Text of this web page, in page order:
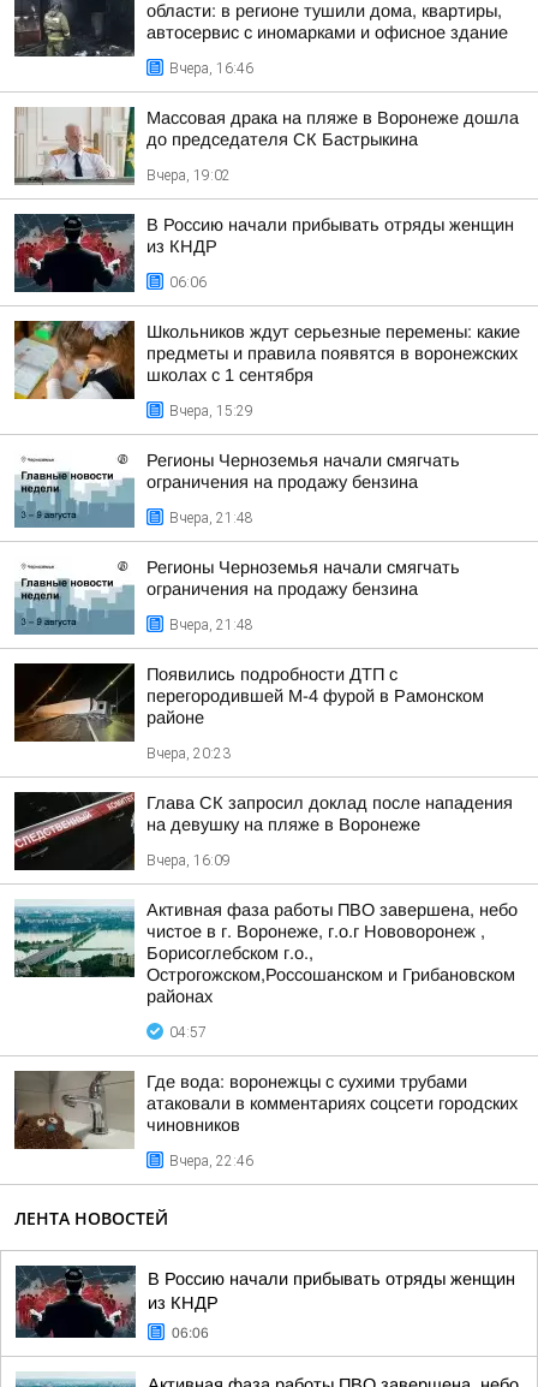
области: в регионе тушили дома, квартиры,
автосервис с иномарками и офисное здание
Вчера, 16:46
Массовая драка на пляже в Воронеже дошла
до председателя СК Бастрыкина
Вчера, 19:02
В Россию начали прибывать отряды женщин
из КНДР
06:06
Школьников ждут серьезные перемены: какие
предметы и правила появятся в воронежских
школах с 1 сентября
Вчера, 15:29
Регионы Черноземья начали смягчать
ограничения на продажу бензина
Вчера, 21:48
Регионы Черноземья начали смягчать
ограничения на продажу бензина
Вчера, 21:48
Появились подробности ДТП с
перегородившей М-4 фурой в Рамонском
районе
Вчера, 20:23
Глава СК запросил доклад после нападения
на девушку на пляже в Воронеже
Вчера, 16:09
Активная фаза работы ПВО завершена, небо
чистое в г. Воронеже, г.о.г Нововоронеж ,
Борисоглебском г.о.,
Острогожском,Россошанском и Грибановском
районах
04:57
Где вода: воронежцы с сухими трубами
атаковали в комментариях соцсети городских
чиновников
Вчера, 22:46
ЛЕНТА НОВОСТЕЙ
В Россию начали прибывать отряды женщин
из КНДР
06:06